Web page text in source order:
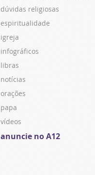
dúvidas religiosas
espiritualidade
igreja
infográficos
libras
notícias
orações
papa
vídeos
anuncie no A12